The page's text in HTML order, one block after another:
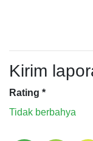
Kirim
Rating *
Tidak berbahya